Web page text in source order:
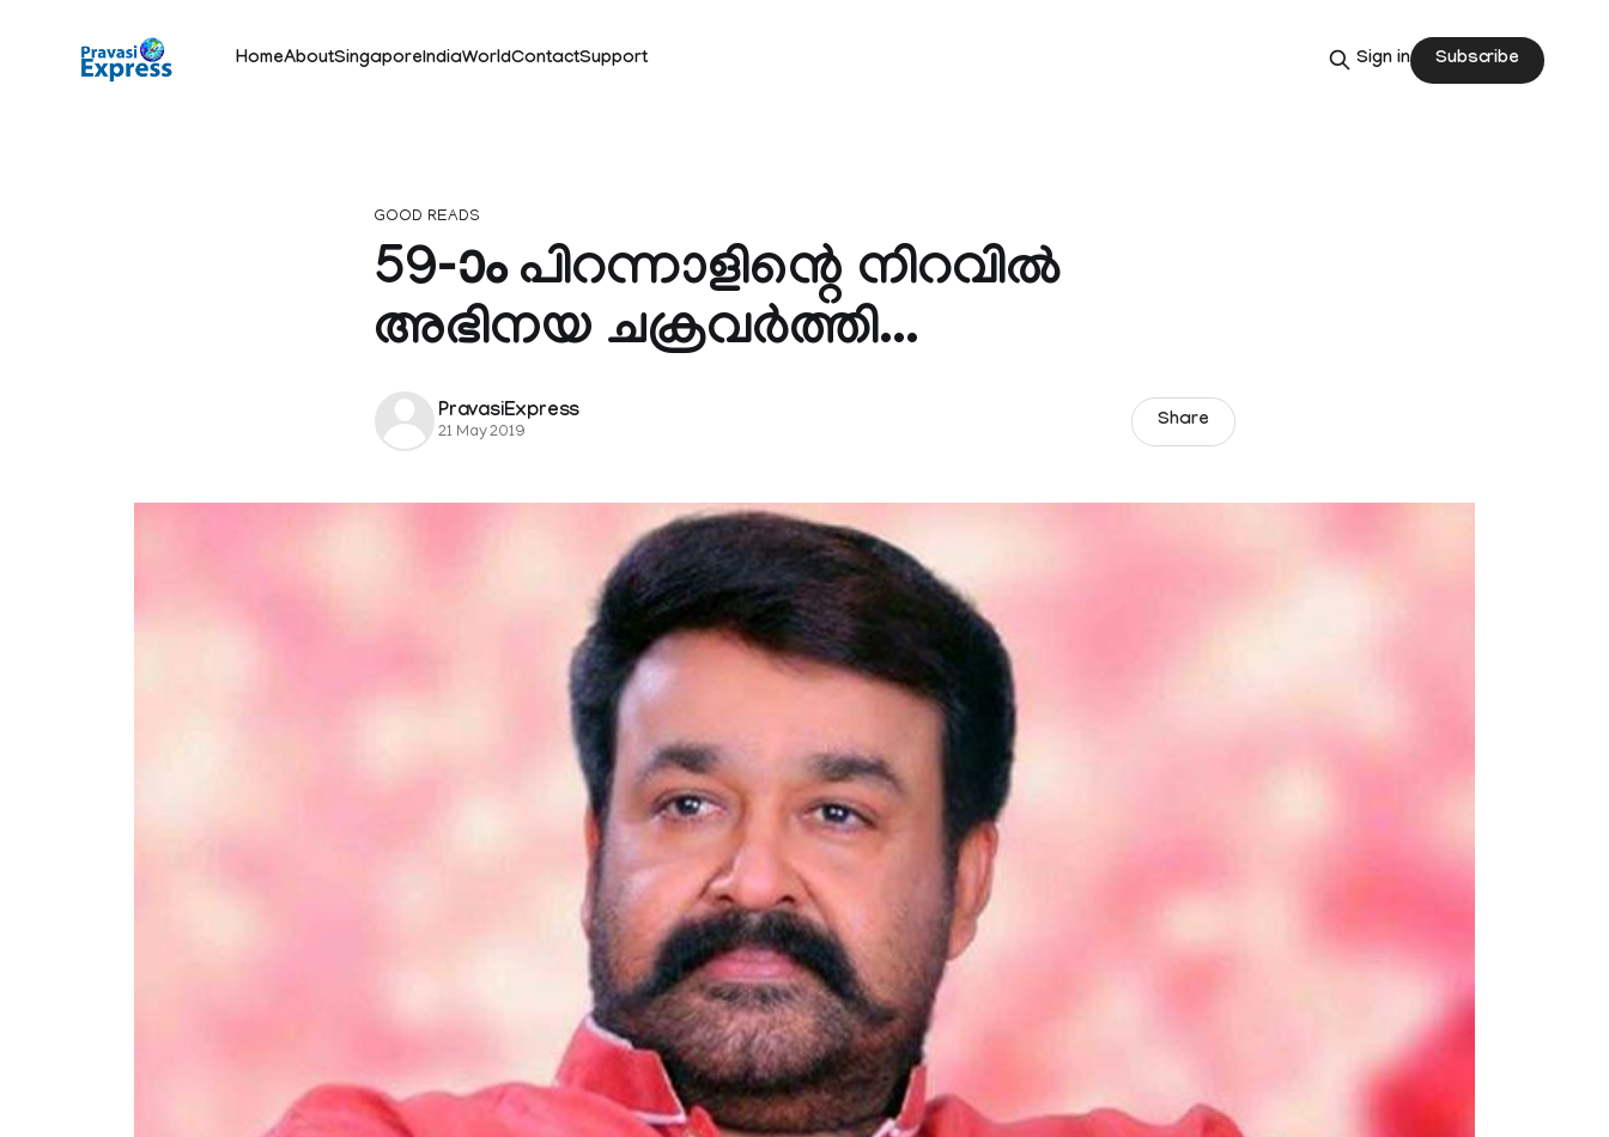
HomeAboutSingaporeIndiaWorldContactSupport Sign in Subscribe
GOOD READS
59-ാം പിറന്നാളിന്റെ നിറവില്‍
അഭിനയ ചക്രവര്‍ത്തി...
PravasiExpress
21 May 2019
Share